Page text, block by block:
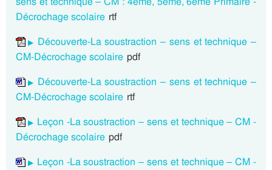
Décrochage scolaire rtf
Découverte-La soustraction – sens et technique –
CM-Décrochage scolaire pdf
Découverte-La soustraction – sens et technique –
CM-Décrochage scolaire rtf
Leçon -La soustraction – sens et technique – CM -
Décrochage scolaire pdf
Leçon -La soustraction – sens et technique – CM -